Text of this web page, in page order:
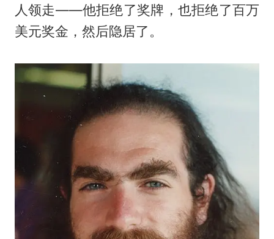
人领走——他拒绝了奖牌，也拒绝了百万
美元奖金，然后隐居了。